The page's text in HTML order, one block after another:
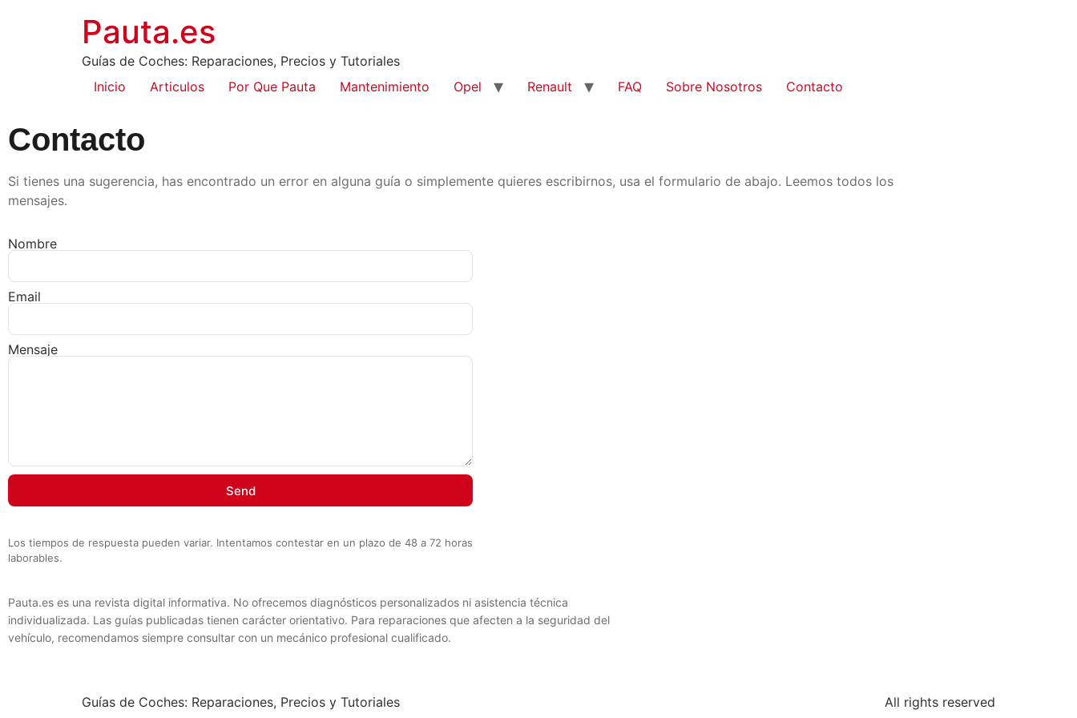
Pauta.es
Guías de Coches: Reparaciones, Precios y Tutoriales
Inicio
Articulos Por Que Pauta Mantenimiento Opel Renault FAQ Sobre Nosotros Contacto
Contacto
Si tienes una sugerencia, has encontrado un error en alguna guía o simplemente quieres escribirnos, usa el formulario de abajo. Leemos todos los
mensajes.
Nombre
Email
Mensaje
Send
Los tiempos de respuesta pueden variar. Intentamos contestar en un plazo de 48 a 72 horas
laborables.
Pauta.es es una revista digital informativa. No ofrecemos diagnósticos personalizados ni asistencia técnica
individualizada. Las guías publicadas tienen carácter orientativo. Para reparaciones que afecten a la seguridad del
vehículo, recomendamos siempre consultar con un mecánico profesional cualificado.
Guías de Coches: Reparaciones, Precios y Tutoriales All rights reserved